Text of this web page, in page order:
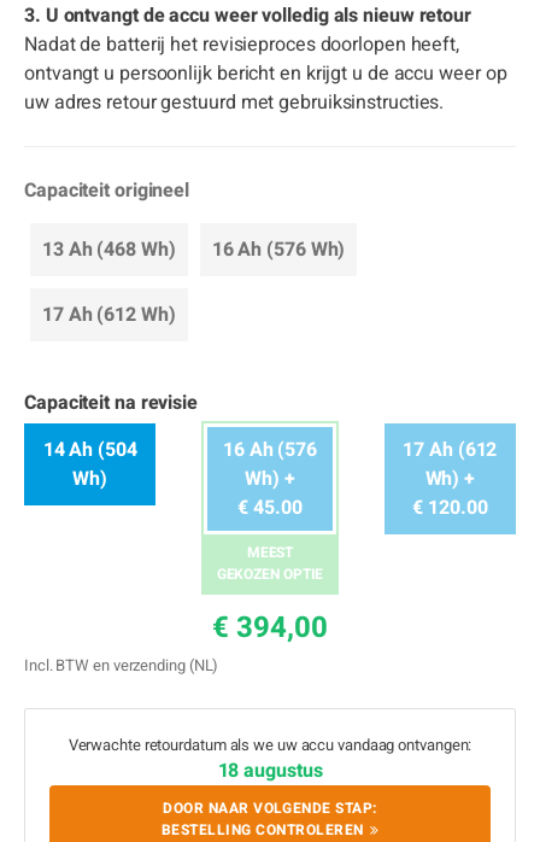
3. U ontvangt de accu weer volledig als nieuw retour
Nadat de batterij het revisieproces doorlopen heeft,
ontvangt u persoonlijk bericht en krijgt u de accu weer op
uw adres retour gestuurd met gebruiksinstructies.
Capaciteit origineel
13 Ah (468 Wh) 16 Ah (576 Wh)
17 Ah (612 Wh)
Capaciteit na revisie
14 Ah (504
Wh)
16 Ah (576
Wh) +
€ 45.00
MEEST
GEKOZEN OPTIE
17 Ah (612
Wh) +
€ 120.00
€ 394,00
Incl. BTW en verzending (NL)
Verwachte retourdatum als we uw accu vandaag ontvangen:
18 augustus
DOOR NAAR VOLGENDE STAP:
BESTELLING CONTROLEREN